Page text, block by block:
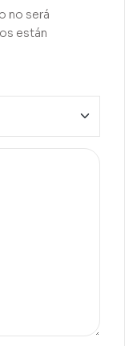
no será
están